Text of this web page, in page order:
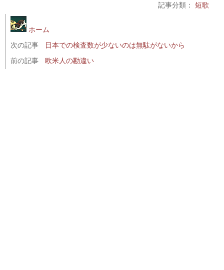
記事分類： 短歌
ホーム
次の記事
日本での検査数が少ないのは無駄がないから
前の記事
欧米人の勘違い